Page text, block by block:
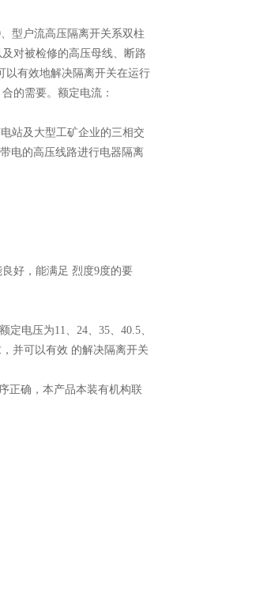
、型户流高压隔离开关系双柱
对被检修的高压母线、断路
以有效地解决隔离开关在运行
的需要。额定电流：
站及大型工矿企业的三相交
电的高压线路进行电器隔离
好，能满足 烈度9度的要
电压为11、24、35、40.5、
并可以有效 的解决隔离开关
正确，本产品本装有机构联